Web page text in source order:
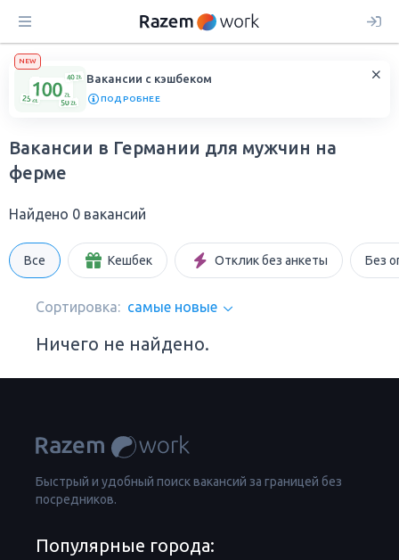
NEW
Вакансии с кэшбеком
ПОДРОБНЕЕ
Вакансии в Германии для мужчин на
ферме
Найдено 0 вакансий
Все Кешбек Отклик без анкеты Без
Сортировка: самые новые
Ничего не найдено.
Быстрый и удобный поиск вакансий за границей без
посредников.
Популярные города: